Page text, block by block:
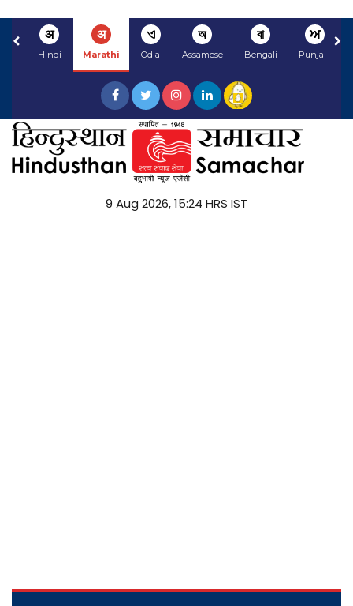
अ
Hindi
अ
Marathi
ଏ
Odia
অ
Assamese
বা
Bengali
ਅ
Punjabi
9 Aug 2026, 15:24 HRS IST